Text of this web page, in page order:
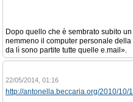
Dopo quello che è sembrato subito
nemmeno il computer personale
da lì sono partite tutte quelle e.mail».
22/05/2014, 01:16
http://antonella.beccaria.org/2010/10/